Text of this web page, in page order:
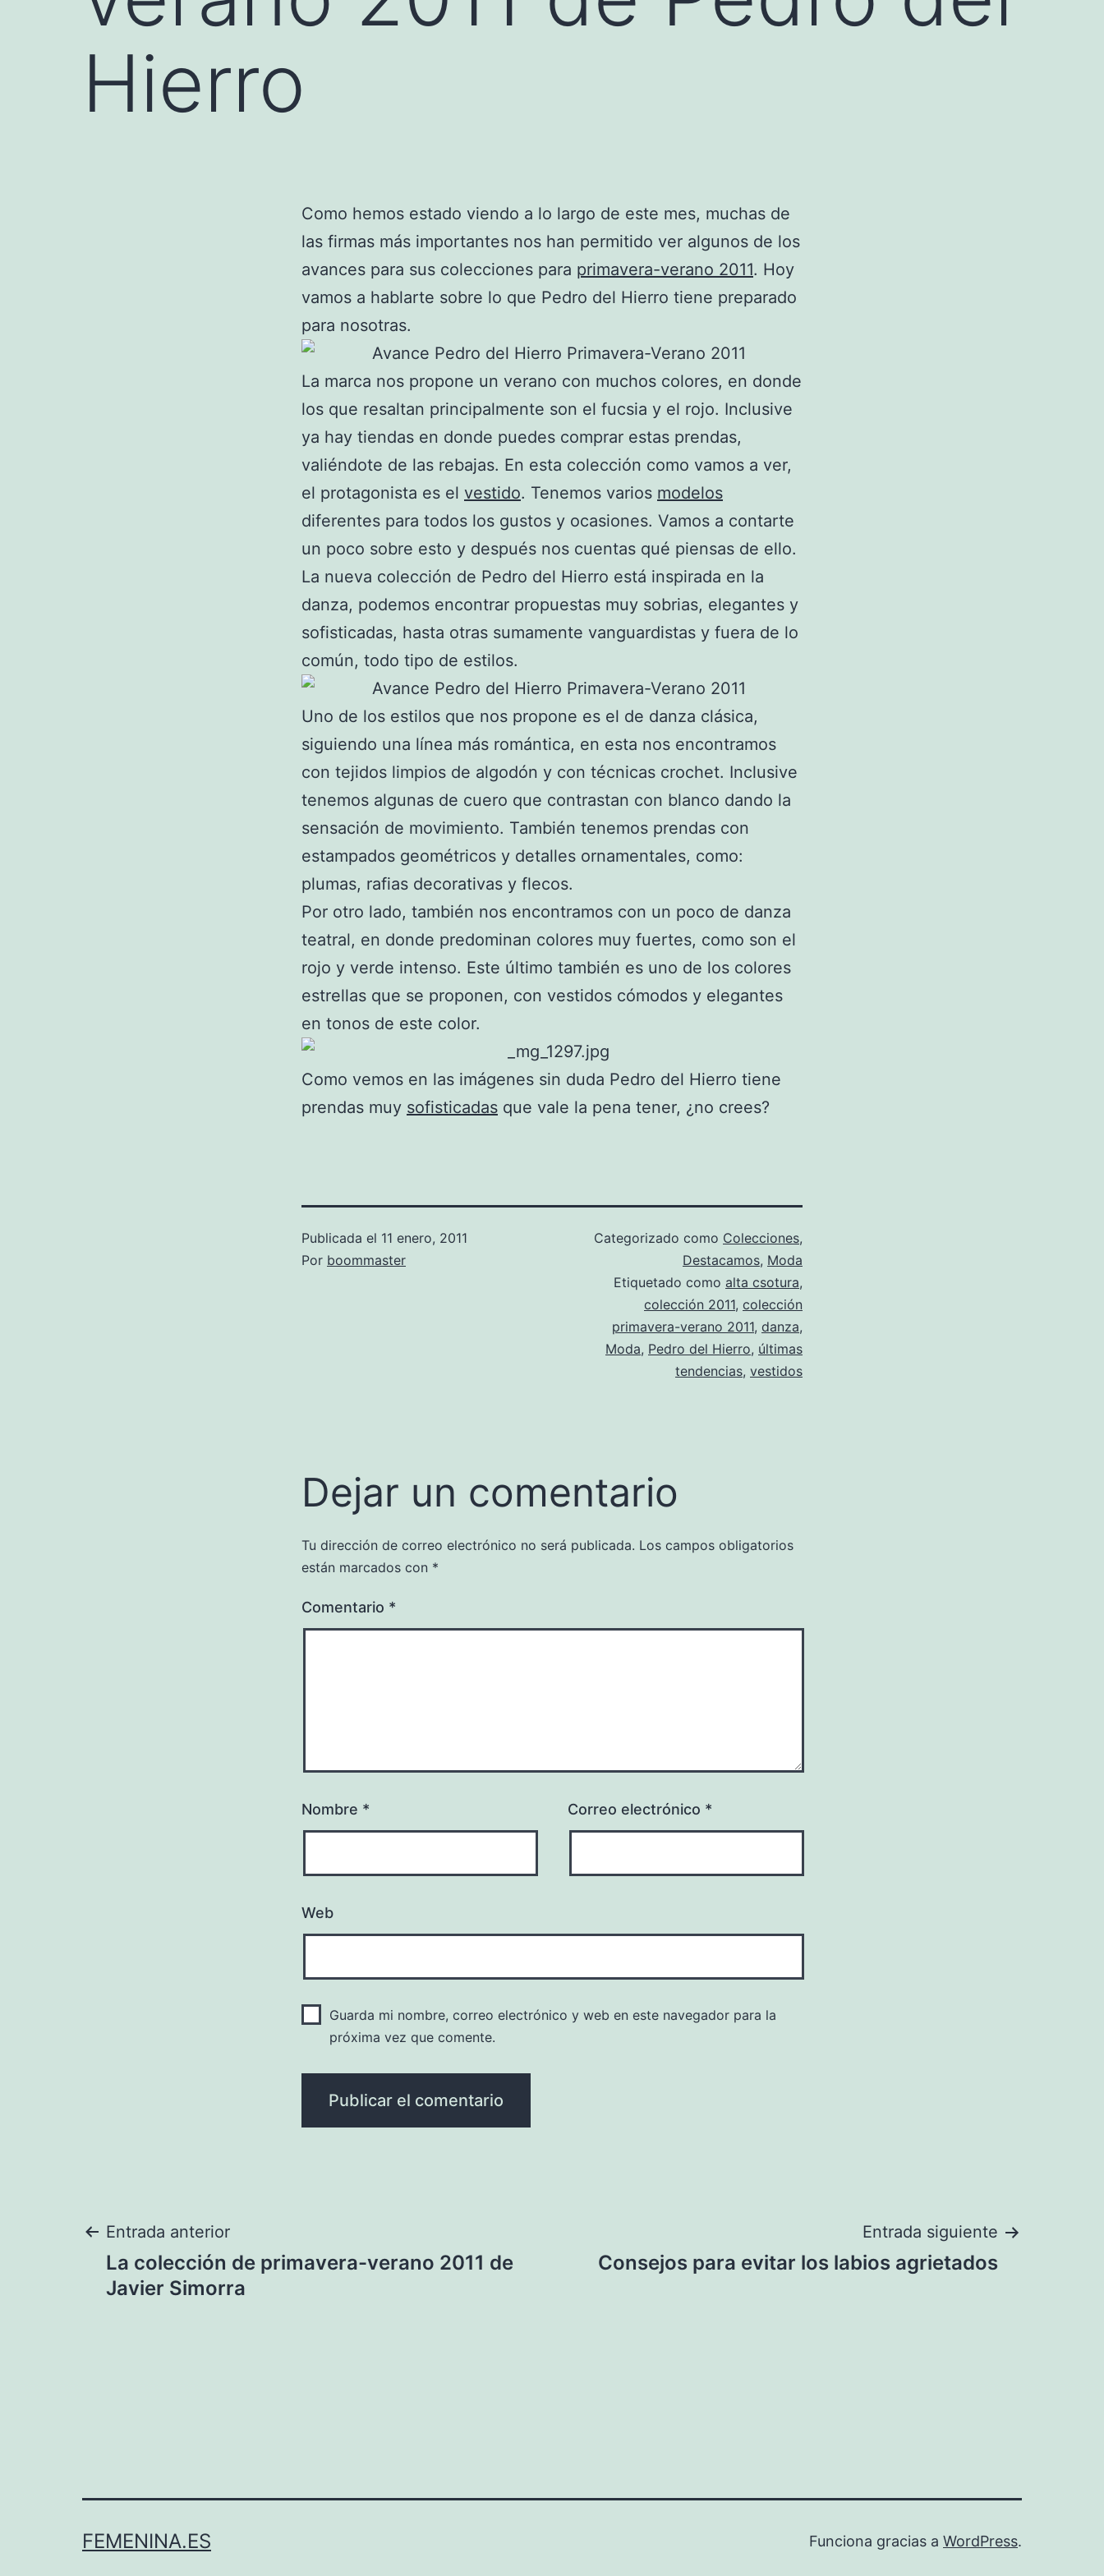
Hierro
Como hemos estado viendo a lo largo de este mes, muchas de
las firmas más importantes nos han permitido ver algunos de los
avances para sus colecciones para primavera-verano 2011. Hoy
vamos a hablarte sobre lo que Pedro del Hierro tiene preparado
para nosotras.
La marca nos propone un verano con muchos colores, en donde
los que resaltan principalmente son el fucsia y el rojo. Inclusive
ya hay tiendas en donde puedes comprar estas prendas,
valiéndote de las rebajas. En esta colección como vamos a ver,
el protagonista es el vestido. Tenemos varios modelos
diferentes para todos los gustos y ocasiones. Vamos a contarte
un poco sobre esto y después nos cuentas qué piensas de ello.
La nueva colección de Pedro del Hierro está inspirada en la
danza, podemos encontrar propuestas muy sobrias, elegantes y
sofisticadas, hasta otras sumamente vanguardistas y fuera de lo
común, todo tipo de estilos.
Uno de los estilos que nos propone es el de danza clásica,
siguiendo una línea más romántica, en esta nos encontramos
con tejidos limpios de algodón y con técnicas crochet. Inclusive
tenemos algunas de cuero que contrastan con blanco dando la
sensación de movimiento. También tenemos prendas con
estampados geométricos y detalles ornamentales, como:
plumas, rafias decorativas y flecos.
Por otro lado, también nos encontramos con un poco de danza
teatral, en donde predominan colores muy fuertes, como son el
rojo y verde intenso. Este último también es uno de los colores
estrellas que se proponen, con vestidos cómodos y elegantes
en tonos de este color.
Como vemos en las imágenes sin duda Pedro del Hierro tiene
prendas muy sofisticadas que vale la pena tener, ¿no crees?
Publicada el 11 enero, 2011
Por boommaster
Categorizado como Colecciones,
Destacamos, Moda
Etiquetado como alta csotura,
colección 2011, colección
primavera-verano 2011, danza,
Moda, Pedro del Hierro, últimas
tendencias, vestidos
Dejar un comentario
Tu dirección de correo electrónico no será publicada. Los campos obligatorios
están marcados con *
Comentario *
Nombre * Correo electrónico *
Web
Guarda mi nombre, correo electrónico y web en este navegador para la
próxima vez que comente.
Navegación
de
Entrada anterior
La colección de primavera-verano 2011 de
Javier Simorra
Entrada siguiente
Consejos para evitar los labios agrietados
FEMENINA.ES Funciona gracias a WordPress.